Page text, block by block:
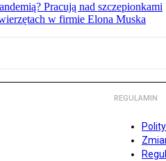
Pracują nad szczepionkami
w firmie Elona Muska
REGULAMIN